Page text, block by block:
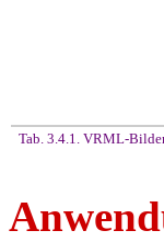
Tab. 3.4.1. VRML-